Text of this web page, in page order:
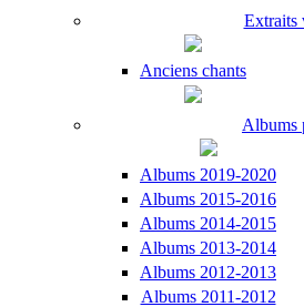
Extraits
Anciens chants
Albums
Albums 2019-2020
Albums 2015-2016
Albums 2014-2015
Albums 2013-2014
Albums 2012-2013
Albums 2011-2012